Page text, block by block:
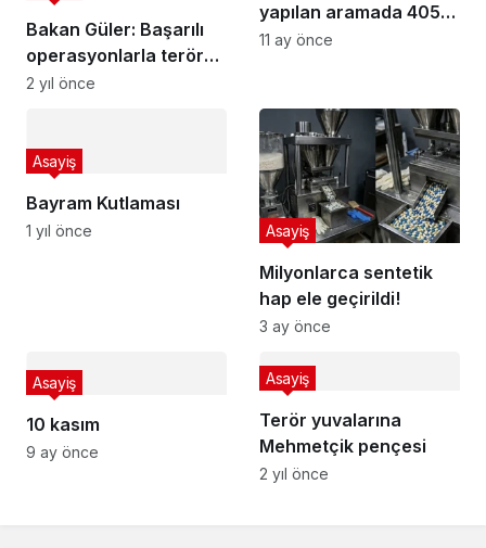
Bakan Güler: Başarılı
operasyonlarla teröre
ağır darbe vuruldu
2 yıl önce
yapılan aramada 405
adet elektronik sigara
11 ay önce
Bayram Kutlaması
Asayiş
1 yıl önce
Milyonlarca sentetik
hap ele geçirildi!
Asayiş
3 ay önce
10 kasım
Asayiş
9 ay önce
Terör yuvalarına
Mehmetçik pençesi
Asayiş
2 yıl önce